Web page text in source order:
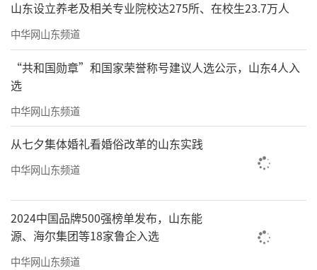
山东设立养老及相关专业院校达275所、在校生23.7万人
中华网山东频道
“共和国勋章”和国家荣誉称号建议人选公示，山东4人入
选
中华网山东频道
从七夕集体婚礼看婚俗改革的山东实践
中华网山东频道
2024中国品牌500强榜单发布，山东能
源、海尔集团等18家鲁企入选
中华网山东频道